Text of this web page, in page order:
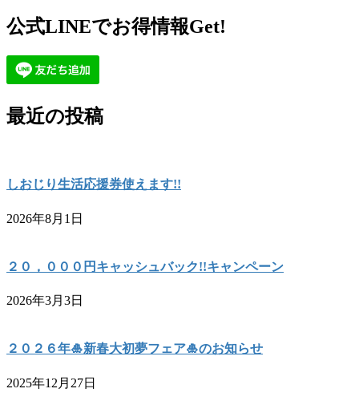
公式LINEでお得情報Get!
最近の投稿
しおじり生活応援券使えます!!
2026年8月1日
２０，０００円キャッシュバック!!キャンペーン
2026年3月3日
２０２６年🎍新春大初夢フェア🎍のお知らせ
2025年12月27日